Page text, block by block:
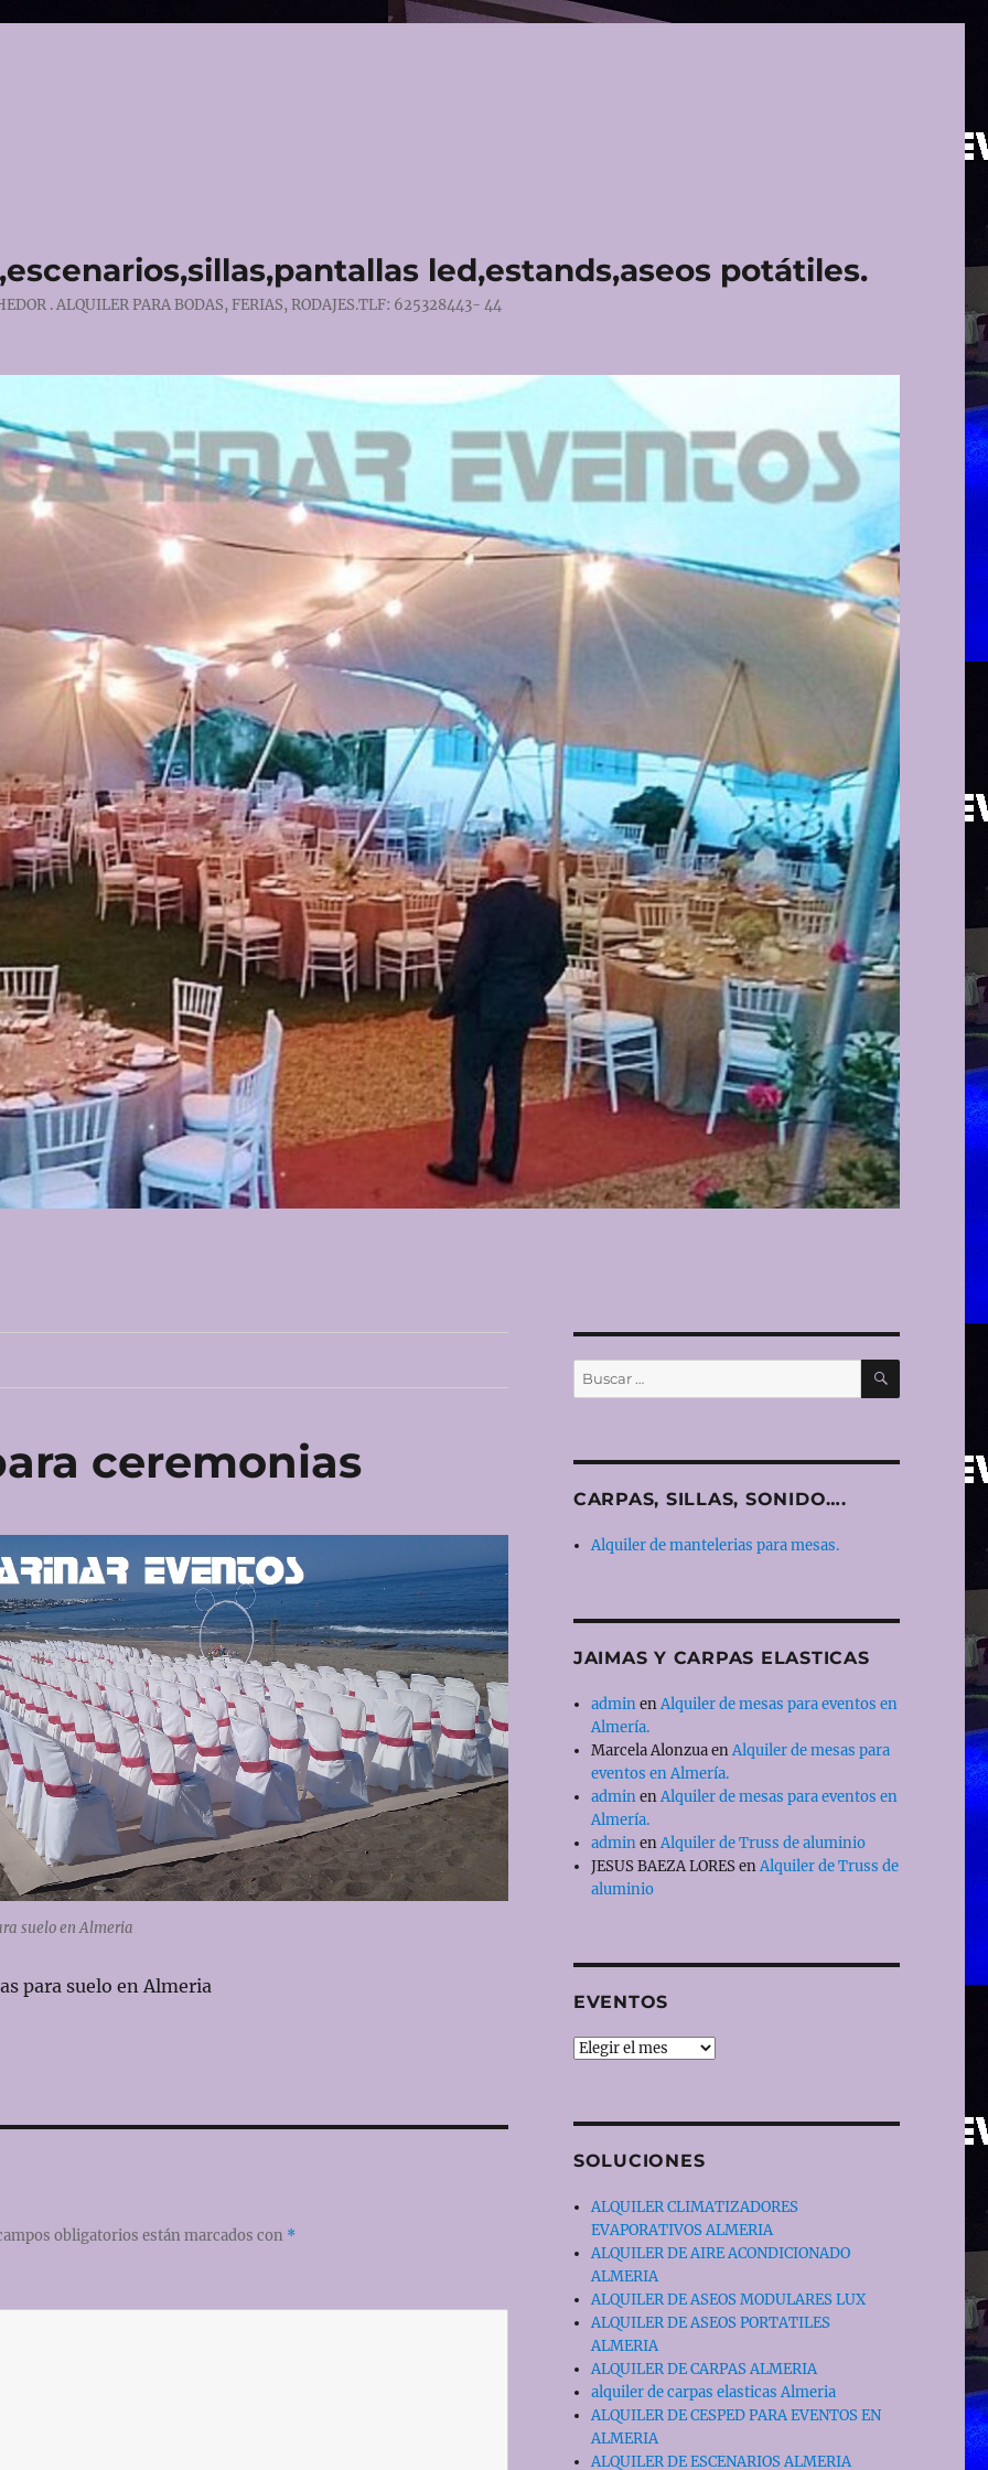
led,estands,aseos potátiles.
. ALQUILER PARA BODAS, FERIAS, RODAJES.TLF: 625328443- 44
ceremonias
suelo en Almeria
para suelo en Almeria
obligatorios están marcados con *
Buscar
por:
BUSCAR
CARPAS, SILLAS, SONIDO….
Alquiler de mantelerias para mesas.
JAIMAS Y CARPAS ELASTICAS
adminenAlquiler de mesas para eventos en
Almería.
Marcela AlonzuaenAlquiler de mesas para
eventos en Almería.
adminenAlquiler de mesas para eventos en
Almería.
adminenAlquiler de Truss de aluminio
JESUS BAEZA LORESenAlquiler de Truss de
aluminio
EVENTOS
EVENTOS
SOLUCIONES
ALQUILER CLIMATIZADORES
EVAPORATIVOS ALMERIA
ALQUILER DE AIRE ACONDICIONADO
ALMERIA
ALQUILER DE ASEOS MODULARES LUX
ALQUILER DE ASEOS PORTATILES
ALMERIA
ALQUILER DE CARPAS ALMERIA
alquiler de carpas elasticas Almeria
ALQUILER DE CESPED PARA EVENTOS EN
ALMERIA
ALQUILER DE ESCENARIOS ALMERIA